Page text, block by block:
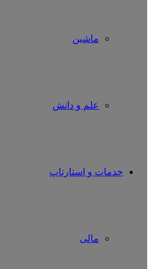
ماشین
علم و دانش
خدمات و استارتاپ
مالی